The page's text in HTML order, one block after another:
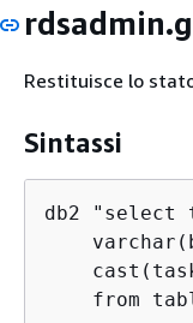
Restituisce lo
Sintassi
db2 "select
from